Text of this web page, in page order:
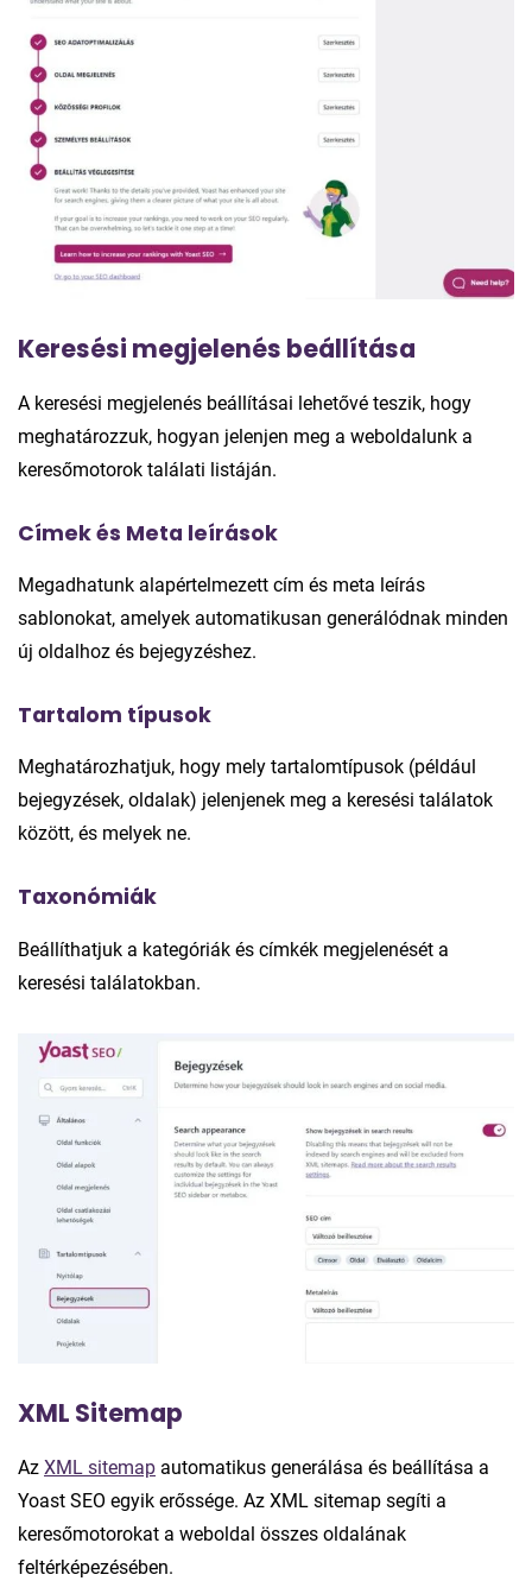
Keresési megjelenés beállítása
A keresési megjelenés beállításai lehetővé teszik, hogy
meghatározzuk, hogyan jelenjen meg a weboldalunk a
keresőmotorok találati listáján.
Címek és Meta leírások
Megadhatunk alapértelmezett cím és meta leírás
sablonokat, amelyek automatikusan generálódnak minden
új oldalhoz és bejegyzéshez.
Tartalom típusok
Meghatározhatjuk, hogy mely tartalomtípusok (például
bejegyzések, oldalak) jelenjenek meg a keresési találatok
között, és melyek ne.
Taxonómiák
Beállíthatjuk a kategóriák és címkék megjelenését a
keresési találatokban.
XML Sitemap
Az XML sitemap automatikus generálása és beállítása a
Yoast SEO egyik erőssége. Az XML sitemap segíti a
keresőmotorokat a weboldal összes oldalának
feltérképezésében.